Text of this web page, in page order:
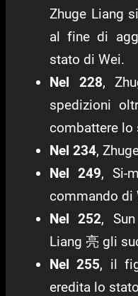
Zhuge Liang
al fine di
stato di Wei.
Nel 228,
spedizioni
combattere lo
Nel 234,
Nel 249, Si-
commando di
Nel 252,
Liang 亮 gli
Nel 255, il
eredita lo